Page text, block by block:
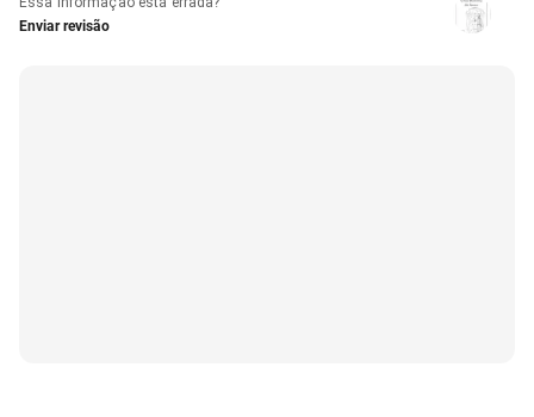
Enviar revisão